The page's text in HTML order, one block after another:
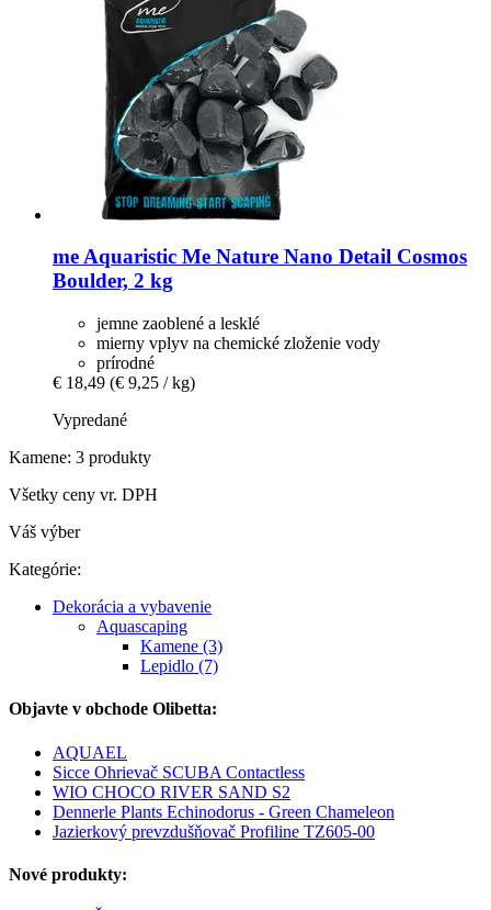
me Aquaristic Me Nature Nano Detail Cosmos
Boulder, 2 kg
jemne zaoblené a lesklé
mierny vplyv na chemické zloženie vody
prírodné
€ 18,49 (€ 9,25 / kg)
Vypredané
Kamene: 3 produkty
Všetky ceny vr. DPH
Váš výber
Kategórie:
Dekorácia a vybavenie
Aquascaping
Kamene (3)
Lepidlo (7)
Objavte v obchode Olibetta:
AQUAEL
Sicce Ohrievač SCUBA Contactless
WIO CHOCO RIVER SAND S2
Dennerle Plants Echinodorus - Green Chameleon
Jazierkový prevzdušňovač Profiline TZ605-00
Nové produkty: